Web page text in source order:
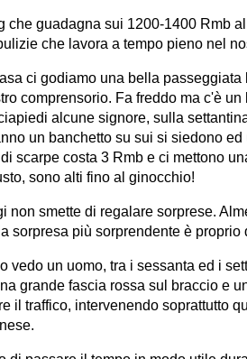
che guadagna sui 1200-1400 Rmb
che lavora a tempo pieno nel
ci godiamo una bella
comprensorio. Fa freddo ma c'è
alcune signore, sulla
un banchetto su sui si siedono
scarpe costa 3 Rmb e ci mettono
sono alti fino al ginocchio!
non smette di regalare sorprese.
sorpresa più sorprendente è
vedo un uomo, tra i sessanta ed i
grande fascia rossa sul braccio e
il traffico, intervenendo soprattutto